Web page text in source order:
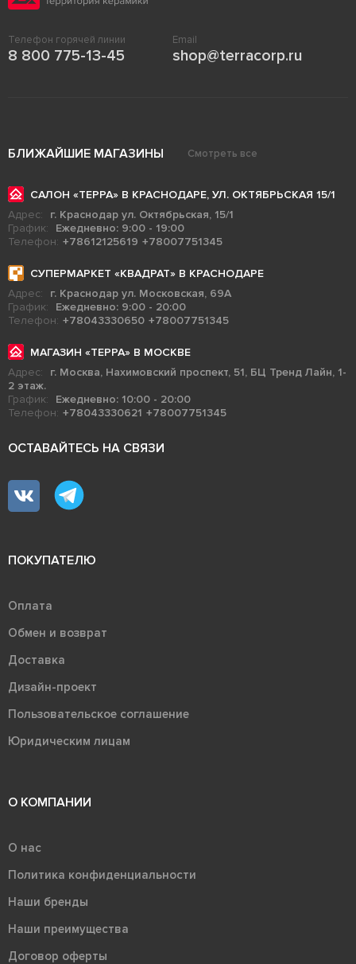
Телефон горячей линии
8 800 775-13-45
Email
shop@terracorp.ru
БЛИЖАЙШИЕ МАГАЗИНЫ Смотреть все
САЛОН «ТЕРРА» В КРАСНОДАРЕ, УЛ. ОКТЯБРЬСКАЯ 15/1
Адрес:
г. Краснодар ул. Октябрьская, 15/1
График:
Ежедневно: 9:00 - 19:00
Телефон: +78612125619 +78007751345
СУПЕРМАРКЕТ «КВАДРАТ» В КРАСНОДАРЕ
Адрес:
г. Краснодар ул. Московская, 69А
График:
Ежедневно: 9:00 - 20:00
Телефон: +78043330650 +78007751345
МАГАЗИН «ТЕРРА» В МОСКВЕ
Адрес:
г. Москва, Нахимовский проспект, 51, БЦ Тренд Лайн, 1-
2 этаж.
График:
Ежедневно: 10:00 - 20:00
Телефон: +78043330621 +78007751345
ОСТАВАЙТЕСЬ НА СВЯЗИ
ПОКУПАТЕЛЮ
Оплата
Обмен и возврат
Доставка
Дизайн-проект
Пользовательское соглашение
Юридическим лицам
О КОМПАНИИ
О нас
Политика конфиденциальности
Наши бренды
Наши преимущества
Договор оферты